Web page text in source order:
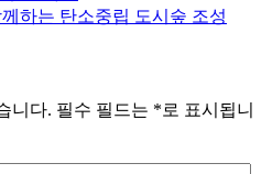
하는 탄소중립 도시숲 조성
니다. 필수 필드는 *로 표시됩니